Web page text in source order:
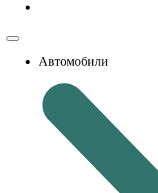
Автомобили